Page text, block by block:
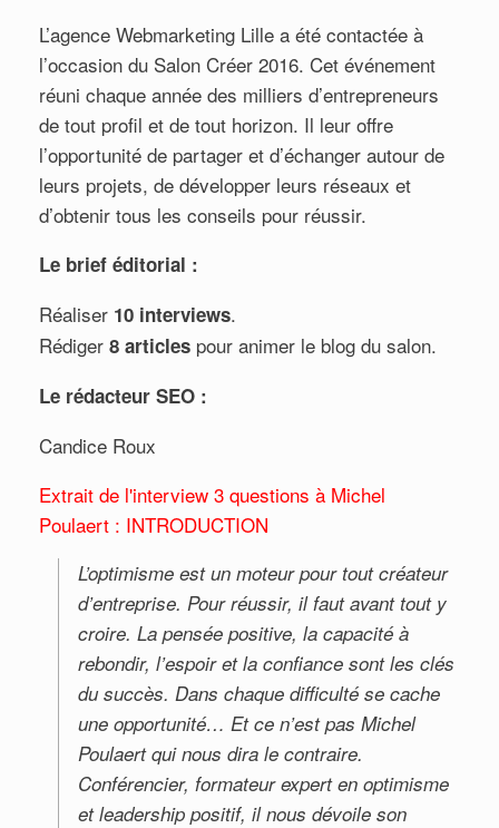
L’agence Webmarketing Lille a été contactée à
l’occasion du Salon Créer 2016. Cet événement
réuni chaque année des milliers d’entrepreneurs
de tout profil et de tout horizon. Il leur offre
l’opportunité de partager et d’échanger autour de
leurs projets, de développer leurs réseaux et
d’obtenir tous les conseils pour réussir.
Le brief éditorial :
Réaliser 10 interviews.
Rédiger 8 articles pour animer le blog du salon.
Le rédacteur SEO :
Candice Roux
Extrait de l'interview 3 questions à Michel
Poulaert : INTRODUCTION
L’optimisme est un moteur pour tout créateur
d’entreprise. Pour réussir, il faut avant tout y
croire. La pensée positive, la capacité à
rebondir, l’espoir et la confiance sont les clés
du succès. Dans chaque difficulté se cache
une opportunité… Et ce n’est pas Michel
Poulaert qui nous dira le contraire.
Conférencier, formateur expert en optimisme
et leadership positif, il nous dévoile son